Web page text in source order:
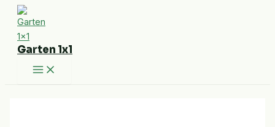
Zum
Inhalt
springen
Garten 1x1